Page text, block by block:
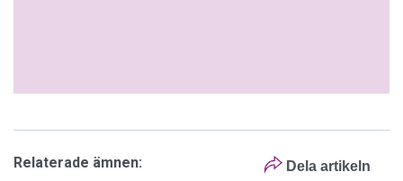
Dela artikeln
Relaterade ämnen: